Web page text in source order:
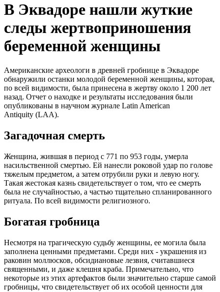
В Эквадоре нашли жуткие
следы жертвоприношения
беременной женщины
Американские археологи в древней гробнице в Эквадоре
обнаружили останки молодой беременной женщины, которая,
по всей видимости, была принесена в жертву около 1 200 лет
назад. Отчет о находке и результаты исследования были
опубликованы в научном журнале Latin American
Antiquity (LAA).
Загадочная смерть
Женщина, жившая в период с 771 по 953 годы, умерла
насильственной смертью. Ей нанесли роковой удар по голове
тяжелым предметом, а затем отрубили руки и левую ногу.
Такая жестокая казнь свидетельствует о том, что ее смерть
была не случайностью, а частью тщательно спланированного
ритуала. По всей видимости религиозного.
Богатая гробница
Несмотря на трагическую судьбу женщины, ее могила была
заполнена ценными предметами. Среди них - украшения из
раковин моллюсков, обсидиановые лезвия, считавшиеся
священными, и даже клешня краба. Примечательно, что
некоторые из этих артефактов были значительно старше самой
гробницы, что свидетельствует об их особой ценности для